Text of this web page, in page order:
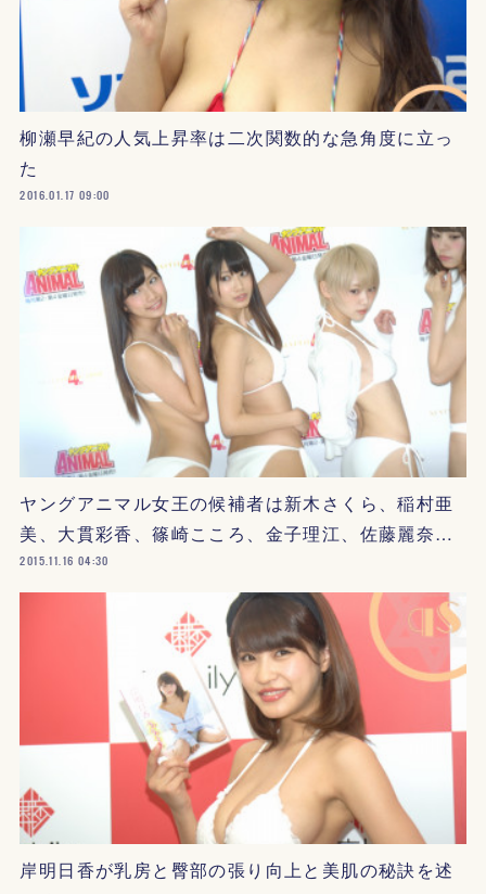
柳瀬早紀の人気上昇率は二次関数的な急角度に立っ
た
2016.01.17 09:00
ヤングアニマル女王の候補者は新木さくら、稲村亜
美、大貫彩香、篠崎こころ、金子理江、佐藤麗奈…
2015.11.16 04:30
岸明日香が乳房と臀部の張り向上と美肌の秘訣を述